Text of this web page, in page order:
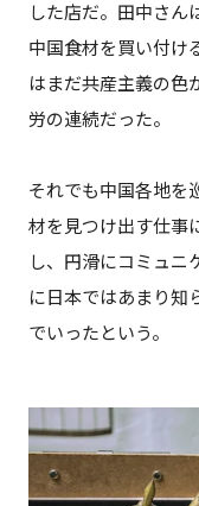
した店だ。田中さん
中国食材を買い付け
はまだ共産主義の色
労の連続だった。
それでも中国各地を
材を見つけ出す仕事
し、円滑にコミュニ
に日本ではあまり知
でいったという。